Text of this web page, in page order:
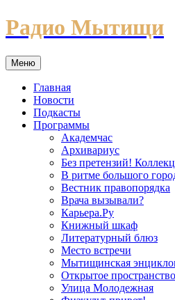
Перейти
к
Радио Мытищи
Меню
Главная
Новости
Подкасты
Программы
Академчас
Архивариус
Без претензий!
В ритме большого
Вестник правопорядка
Врача вызывали?
Карьера.Ру
Книжный шкаф
Литературный блюз
Место встречи
Мытищинская
Открытое пространство
Улица Молодежная